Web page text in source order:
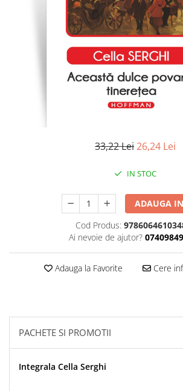
Publicistica / Reportaje / Interviuri
Sociologie si filozofie
33,22 Lei26,24 Lei
IN STOC
ADAUGA
Cod Produs:
Ai nevoie de ajutor?
Adauga la Favorite Cere
PACHETE SI PROMOTII
Integrala Cella Serghi